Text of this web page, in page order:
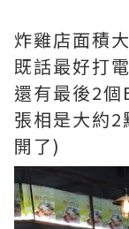
炸雞店面積
既話最好打
還有最後2
張相是大約
開了)